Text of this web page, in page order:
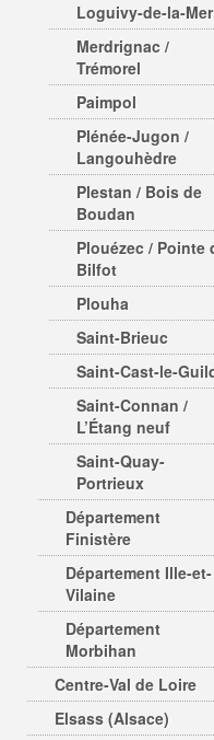
Loguivy-de-la-Mer
Merdrignac /
Trémorel
Paimpol
Plénée-Jugon /
Langouhèdre
Plestan / Bois de
Boudan
Plouézec / Pointe
Bilfot
Plouha
Saint-Brieuc
Saint-Cast-le-
Saint-Connan /
L’Étang neuf
Saint-Quay-
Portrieux
Département
Finistère
Département Ille-et-
Vilaine
Département
Morbihan
Centre-Val de Loire
Elsass (Alsace)